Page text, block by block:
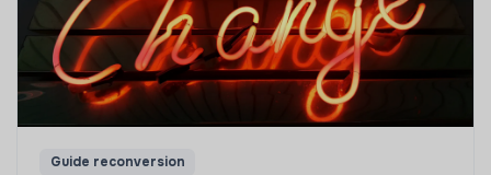
Guide reconversion